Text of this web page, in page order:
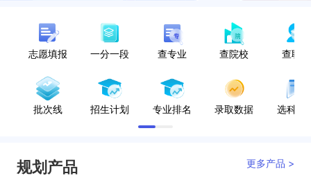
志愿填报 一分一段 查专业 查院校 查职业
批次线 招生计划 专业排名 录取数据 选科指
规划产品 更多产品 >